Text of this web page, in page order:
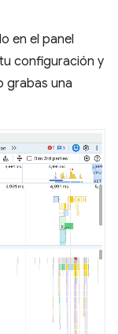
en el panel
configuración y
grabas una